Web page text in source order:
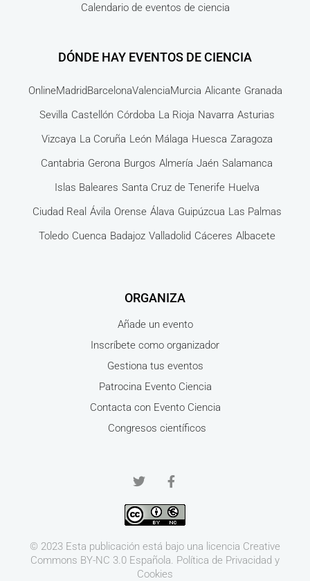
Calendario de eventos de ciencia
DÓNDE HAY EVENTOS DE CIENCIA
OnlineMadridBarcelonaValenciaMurcia Alicante Granada
Sevilla Castellón Córdoba La Rioja Navarra Asturias
Vizcaya La Coruña León Málaga Huesca Zaragoza
Cantabria Gerona Burgos Almería Jaén Salamanca
Islas Baleares Santa Cruz de Tenerife Huelva
Ciudad Real Ávila Orense Álava Guipúzcua Las Palmas
Toledo Cuenca Badajoz Valladolid Cáceres Albacete
ORGANIZA
Añade un evento
Inscríbete como organizador
Gestiona tus eventos
Patrocina Evento Ciencia
Contacta con Evento Ciencia
Congresos científicos
© 2023 Esta publicación está bajo una licencia Creative
Commons BY-NC 3.0 Española. Política de Privacidad y
Cookies